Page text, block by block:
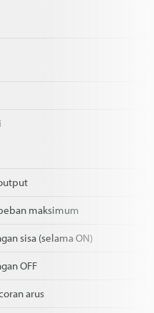
maksimum
sisa (selama ON)
OFF
arus